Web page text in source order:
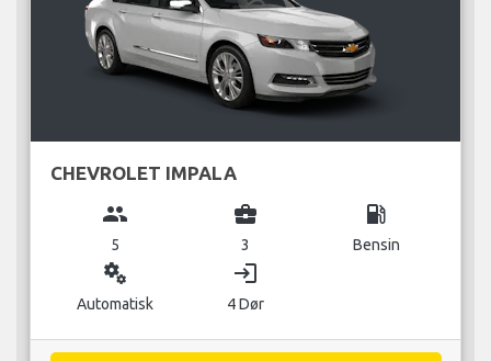
CHEVROLET IMPALA
group
5
business_center
3
local_gas_station
Bensin
miscellaneous_services
Automatisk
login
4 Dør